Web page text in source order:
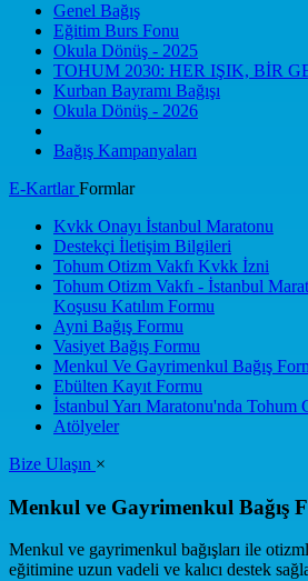
Genel Bağış
Eğitim Burs Fonu
Okula Dönüş - 2025
TOHUM 2030: HER IŞIK, BİR
Kurban Bayramı Bağışı
Okula Dönüş - 2026
Bağış Kampanyaları
E-KartlarFormlar
Kvkk Onayı İstanbul Maratonu
Destekçi İletişim Bilgileri
Tohum Otizm Vakfı Kvkk İzni
Tohum Otizm Vakfı - İstanbul
Koşusu Katılım Formu
Ayni Bağış Formu
Vasiyet Bağış Formu
Menkul Ve Gayrimenkul Bağış
Ebülten Kayıt Formu
İstanbul Yarı Maratonu'nda Tohum
Atölyeler
Bize Ulaşın ×
Menkul ve Gayrimenkul Bağış
Menkul ve gayrimenkul bağışları ile
eğitimine uzun vadeli ve kalıcı destek